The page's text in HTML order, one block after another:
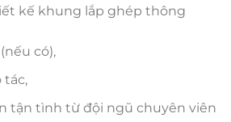
kế khung lắp ghép thông
có),
tác,
tận tình từ đội ngũ chuyên viên